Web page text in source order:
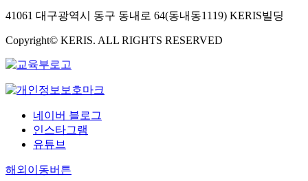
41061 대구광역시 동구 동내로 64(동내동1119) KERIS빌딩
Copyright© KERIS. ALL RIGHTS RESERVED
네이버 블로그
인스타그램
유튜브
해외이동버튼